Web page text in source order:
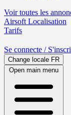
Voir toutes les
Airsoft Localisation
Tarifs
Se connecte /
Change locale FR
Open main menu